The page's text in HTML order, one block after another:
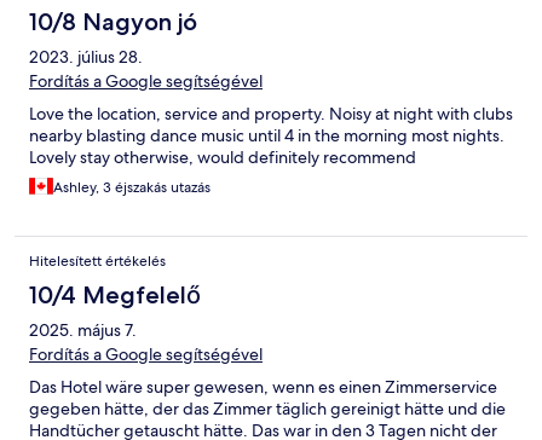
10/8 Nagyon jó
2023. július 28.
Fordítás a Google segítségével
Love the location, service and property. Noisy at night with clubs
nearby blasting dance music until 4 in the morning most nights.
Lovely stay otherwise, would definitely recommend
Ashley, 3 éjszakás utazás
Hitelesített értékelés
10/4 Megfelelő
2025. május 7.
Fordítás a Google segítségével
Das Hotel wäre super gewesen, wenn es einen Zimmerservice
gegeben hätte, der das Zimmer täglich gereinigt hätte und die
Handtücher getauscht hätte. Das war in den 3 Tagen nicht der